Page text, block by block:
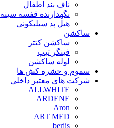
ناف بند اطفال
نگهدارنده قفسه سینه
هیل پد سیلیکونی
ساکشن
ساکشن کتتر
فینگر تیپ
لوله ساکشن
سموم و حشره کش ها
شرکت های معتبر داخلی
ALLWHITE
ARDENE
Aron
ART MED
berjis